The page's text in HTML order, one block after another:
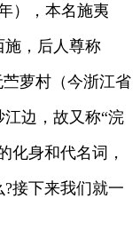
），本名施夷
施，后人尊称
萝村（今浙江省
边，故又称“浣
化身和代名词，
接下来我们就一